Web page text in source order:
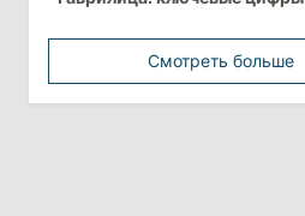
обстоятельства выдачи виз
Смотреть больше